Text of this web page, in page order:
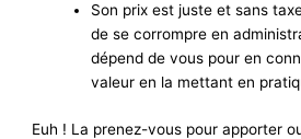
Son prix est juste et sans
de se corrompre en
dépend de vous pour en
valeur en la mettant en
Euh ! La prenez-vous pour apporter